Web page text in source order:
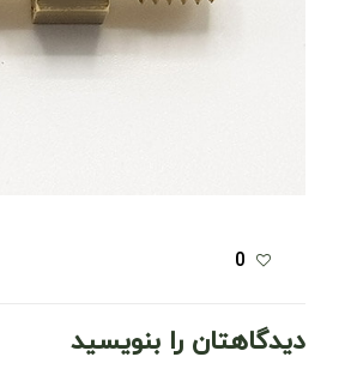
0
دیدگاهتان را بنویسید